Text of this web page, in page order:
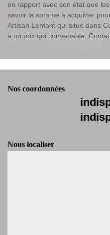
en rapport avec son état que
savoir la somme à acquitter
Artisan Lenfant qui situe dans
à un prix qui convenable.
Nos coordonnées
Nous localiser